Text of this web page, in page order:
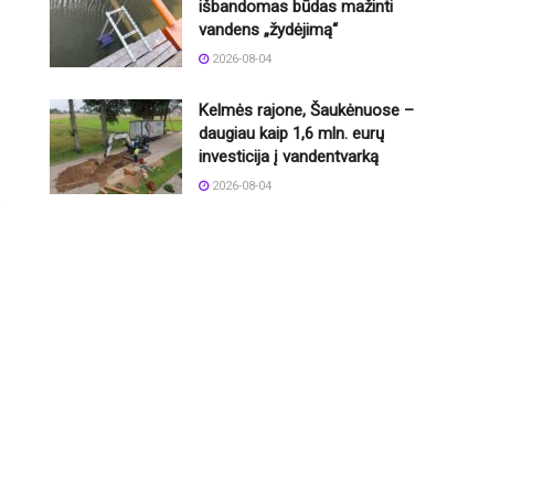
išbandomas būdas mažinti
vandens „žydėjimą“
2026-08-04
Kelmės rajone, Šaukėnuose –
daugiau kaip 1,6 mln. eurų
investicija į vandentvarką
2026-08-04